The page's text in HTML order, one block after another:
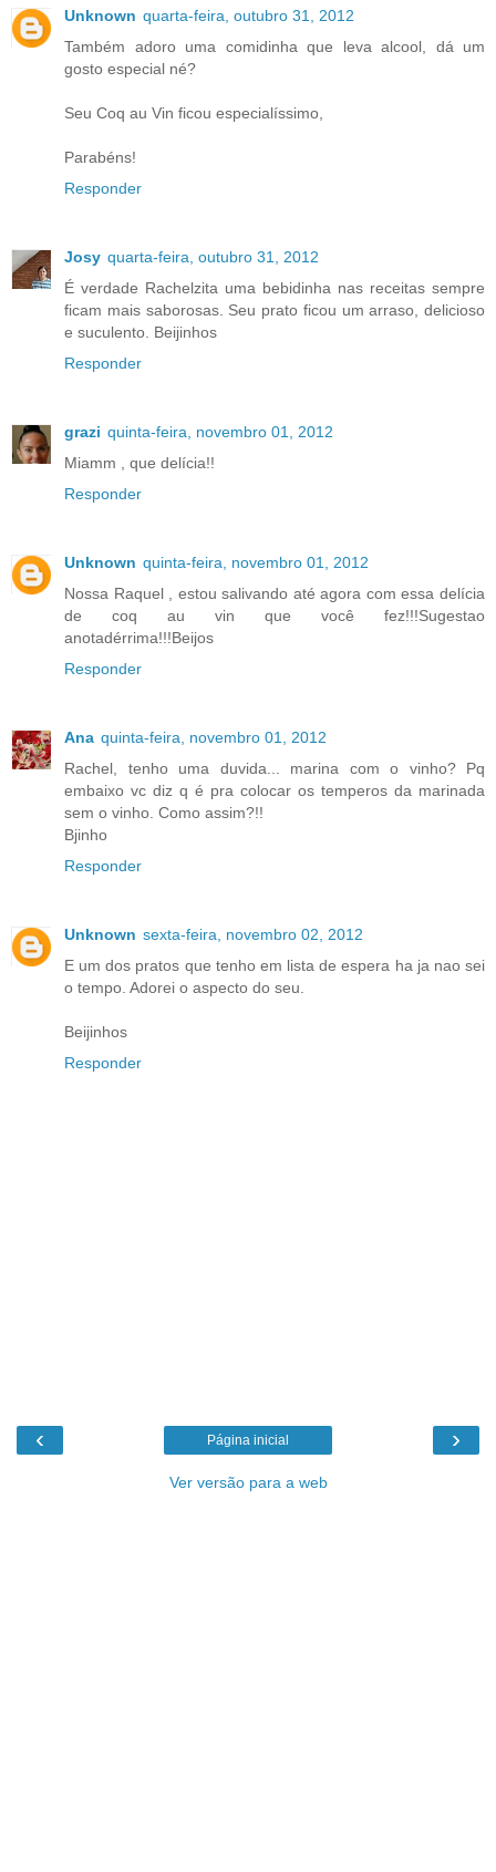
Unknown quarta-feira, outubro 31, 2012
Também adoro uma comidinha que leva alcool, dá um
gosto especial né?
Seu Coq au Vin ficou especialíssimo,
Parabéns!
Responder
Josy quarta-feira, outubro 31, 2012
É verdade Rachelzita uma bebidinha nas receitas sempre
ficam mais saborosas. Seu prato ficou um arraso, delicioso
e suculento. Beijinhos
Responder
grazi quinta-feira, novembro 01, 2012
Miamm , que delícia!!
Responder
Unknown quinta-feira, novembro 01, 2012
Nossa Raquel , estou salivando até agora com essa delícia
de coq au vin que você fez!!!Sugestao
anotadérrima!!!Beijos
Responder
Ana quinta-feira, novembro 01, 2012
Rachel, tenho uma duvida... marina com o vinho? Pq
embaixo vc diz q é pra colocar os temperos da marinada
sem o vinho. Como assim?!!
Bjinho
Responder
Unknown sexta-feira, novembro 02, 2012
E um dos pratos que tenho em lista de espera ha ja nao sei
o tempo. Adorei o aspecto do seu.
Beijinhos
Responder
‹ ›
Página inicial
Ver versão para a web